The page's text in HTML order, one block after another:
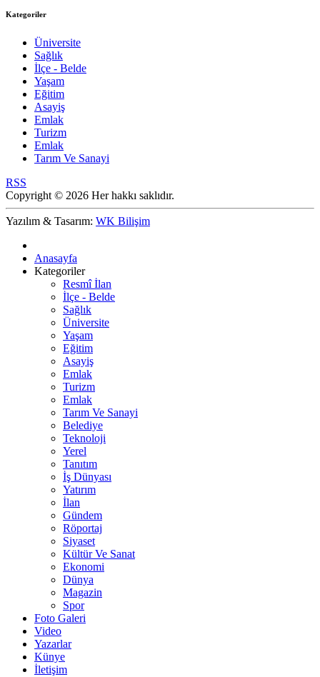
Kategoriler
Üniversite
Sağlık
İlçe - Belde
Yaşam
Eğitim
Asayiş
Emlak
Turizm
Emlak
Tarım Ve Sanayi
RSS
Copyright © 2026 Her hakkı saklıdır.
Yazılım & Tasarım: WK Bilişim
Anasayfa
Kategoriler
Resmî İlan
İlçe - Belde
Sağlık
Üniversite
Yaşam
Eğitim
Asayiş
Emlak
Turizm
Emlak
Tarım Ve Sanayi
Belediye
Teknoloji
Yerel
Tanıtım
İş Dünyası
Yatırım
İlan
Gündem
Röportaj
Siyaset
Kültür Ve Sanat
Ekonomi
Dünya
Magazin
Spor
Foto Galeri
Video
Yazarlar
Künye
İletişim